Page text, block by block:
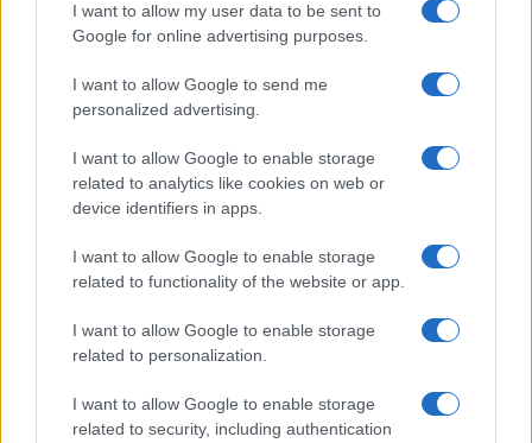
I want to allow my user data to be sent to
Google for online advertising purposes.
I want to allow Google to send me
personalized advertising.
I want to allow Google to enable storage
related to analytics like cookies on web or
device identifiers in apps.
I want to allow Google to enable storage
related to functionality of the website or app.
I want to allow Google to enable storage
related to personalization.
I want to allow Google to enable storage
related to security, including authentication
A fuoco un deposito con bombole, intervento dei
vigili del fuoco a Rudalza
NECROLOGIE
Mario Malu